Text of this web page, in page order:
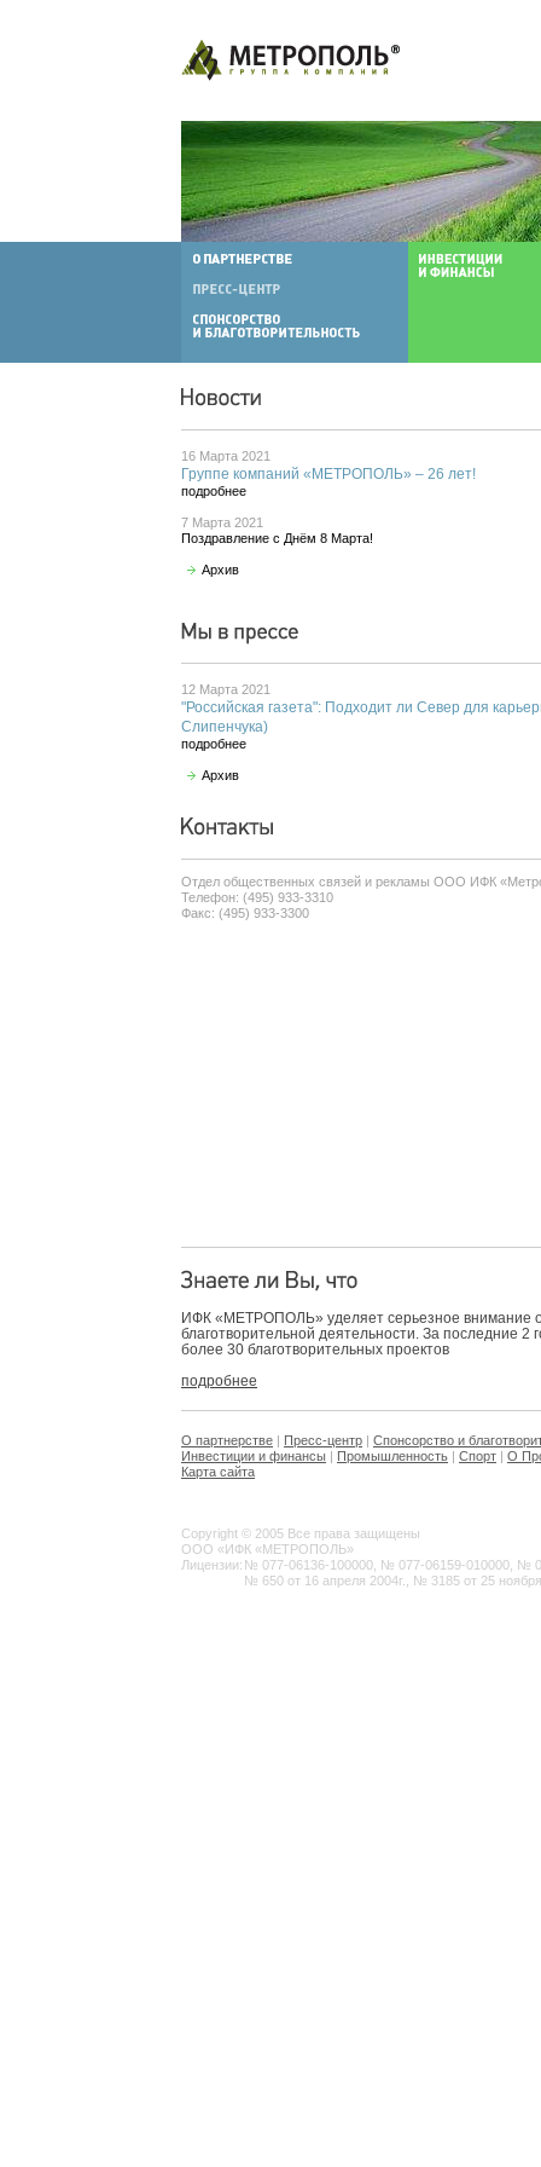
16 Марта 2021
Группе компаний «МЕТРОПОЛЬ» – 26 лет!
подробнее
7 Марта 2021
Поздравление с Днём 8 Марта!
Архив
12 Марта 2021
"Российская газета": Подходит ли Север для
Слипенчука)
подробнее
Архив
Отдел общественных связей и рекламы ООО ИФК
Телефон: (495) 933-3310
Факс: (495) 933-3300
ИФК «МЕТРОПОЛЬ» уделяет серьезное внимание
благотворительной деятельности. За последние 2
более 30 благотворительных проектов
подробнее
О партнерстве | Пресс-центр | Спонсорство и
Инвестиции и финансы | Промышленность | Спорт | О
Карта сайта
Copyright © 2005 Все права защищены
ООО «ИФК «МЕТРОПОЛЬ»
Лицензии: № 077-06136-100000, № 077-06159-010000, №
№ 650 от 16 апреля 2004г., № 3185 от 25